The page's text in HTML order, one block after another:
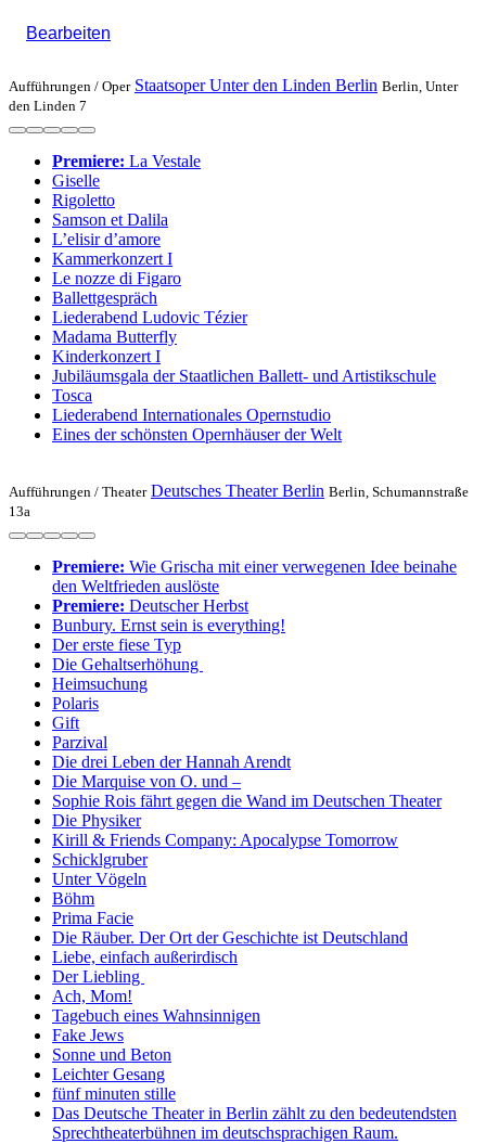
Bearbeiten
Aufführungen / Oper Staatsoper Unter den Linden Berlin Berlin, Unter
den Linden 7
Premiere: La Vestale
Giselle
Rigoletto
Samson et Dalila
L’elisir d’amore
Kam­mer­kon­zert I
Le nozze di Figaro
Ballettgespräch
Liederabend Ludovic Tézier
Madama Butterfly
Kinderkonzert I
Jubiläumsgala der Staatlichen Ballett- und Artistikschule
Tosca
Liederabend Internationales Opernstudio
Eines der schönsten Opernhäuser der Welt
Aufführungen / Theater Deutsches Theater Berlin Berlin, Schumannstraße
13a
Premiere: Wie Grischa mit einer verwegenen Idee beinahe
den Weltfrieden auslöste
Premiere: Deutscher Herbst
Bunbury. Ernst sein is everything!
Der erste fiese Typ
Die Gehaltserhöhung
Heimsuchung
Polaris
Gift
Parzival
Die drei Leben der Hannah Arendt
Die Marquise von O. und –
Sophie Rois fährt gegen die Wand im Deutschen Theater
Die Physiker
Kirill & Friends Company: Apocalypse Tomorrow
Schicklgruber
Unter Vögeln
Böhm
Prima Facie
Die Räuber. Der Ort der Geschichte ist Deutschland
Liebe, einfach außerirdisch
Der Liebling
Ach, Mom!
Tagebuch eines Wahnsinnigen
Fake Jews
Sonne und Beton
Leichter Gesang
fünf minuten stille
Das Deutsche Theater in Berlin zählt zu den bedeutendsten
Sprechtheaterbühnen im deutschsprachigen Raum.